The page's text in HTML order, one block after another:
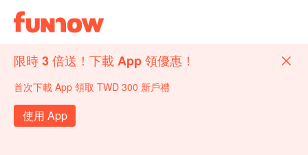
限時 3 倍送！下載 App 領優惠！
首次下載 App 領取 TWD 300 新戶禮
使用 App